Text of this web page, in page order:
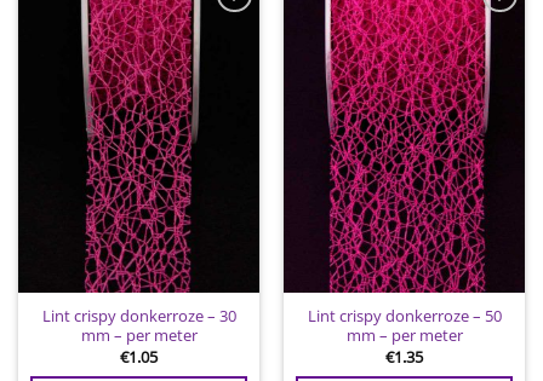
Toevoegen
wenslijst
Lint crispy donkerroze – 30
mm – per meter
€1.05
Toevoegen
aan
wenslijst
Lint crispy donkerroze – 50
mm – per meter
€1.35